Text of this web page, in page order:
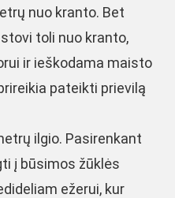
nuo kranto. Bet
toli nuo kranto,
ir ieškodama maisto
pateikti prievilą
ilgio. Pasirenkant
į būsimos žūklės
ežerui, kur